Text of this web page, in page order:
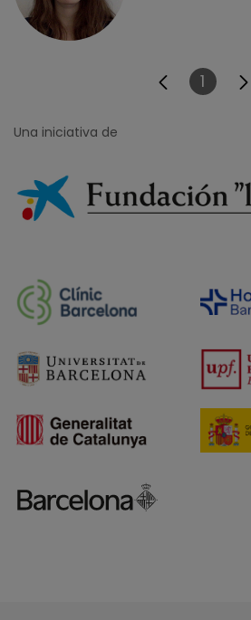
Página
1
Una iniciativa de